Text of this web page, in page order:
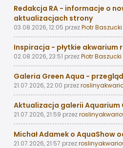
Redakcja RA - informacje o
aktualizacjach strony
03.08.2026, 12:05 przezPiotr Baszucki
Inspiracja - płytkie akwarium
02.08.2026, 23:51 przezPiotr Baszucki
Galeria Green Aqua -
21.07.2026, 22:00 przez
Aktualizacja galerii Aquarium
21.07.2026, 21:59 przez
Michał Adamek o AquaShow
21.07.2026, 21:57 przez